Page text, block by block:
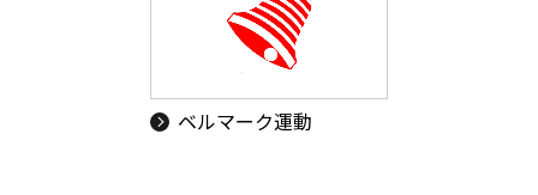
ベルマーク運動